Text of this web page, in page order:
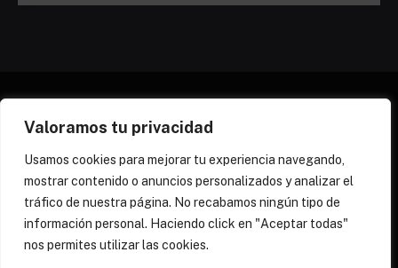
Valoramos tu privacidad
Usamos cookies para mejorar tu experiencia navegando,
mostrar contenido o anuncios personalizados y analizar el
tráfico de nuestra página. No recabamos ningún tipo de
información personal. Haciendo click en "Aceptar todas"
nos permites utilizar las cookies.
(Twitter)
POLÍTICA DE COOKIES POLÍTICA DE PRIVACIDAD
PREGUNTAS FRECUENTES